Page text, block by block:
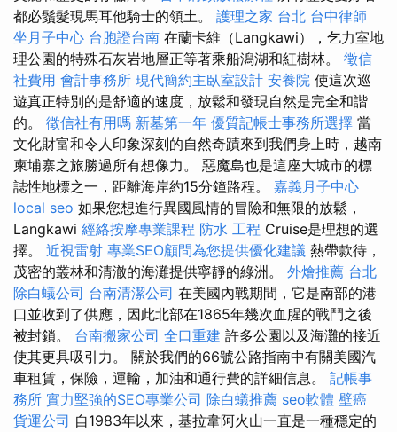
都必鬚髮現馬耳他騎士的領土。 護理之家 台北 台中律師
坐月子中心 台胞證台南 在蘭卡維（Langkawi），乞力室地
理公園的特殊石灰岩地層正等著乘船潟湖和紅樹林。 徵信
社費用 會計事務所 現代簡約主臥室設計 安養院 使這次巡
遊真正特別的是舒適的速度，放鬆和發現自然是完全和諧
的。 徵信社有用嗎 新墓第一年 優質記帳士事務所選擇 當
文化財富和令人印象深刻的自然奇蹟來到我們身上時，越南
柬埔寨之旅勝過所有想像力。 惡魔島也是這座大城市的標
誌性地標之一，距離海岸約15分鐘路程。 嘉義月子中心
local seo 如果您想進行異國風情的冒險和無限的放鬆，
Langkawi 經絡按摩專業課程 防水 工程 Cruise是理想的選
擇。 近視雷射 專業SEO顧問為您提供優化建議 熱帶款待，
茂密的叢林和清澈的海灘提供寧靜的綠洲。 外燴推薦 台北
除白蟻公司 台南清潔公司 在美國內戰期間，它是南部的港
口並收到了供應，因此北部在1865年幾次血腥的戰鬥之後
被封鎖。 台南搬家公司 全口重建 許多公園以及海灘的接近
使其更具吸引力。 關於我們的66號公路指南中有關美國汽
車租賃，保險，運輸，加油和通行費的詳細信息。 記帳事
務所 實力堅強的SEO專業公司 除白蟻推薦 seo軟體 壁癌
貨運公司 自1983年以來，基拉韋阿火山一直是一種穩定的